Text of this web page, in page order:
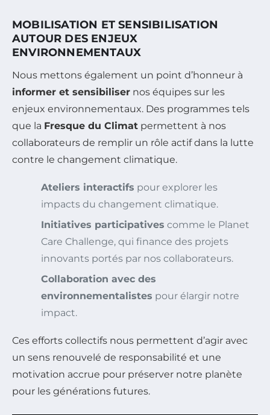
MOBILISATION ET SENSIBILISATION
AUTOUR DES ENJEUX
ENVIRONNEMENTAUX
Nous mettons également un point d’honneur à
informer et sensibiliser nos équipes sur les
enjeux environnementaux. Des programmes tels
que la Fresque du Climat permettent à nos
collaborateurs de remplir un rôle actif dans la lutte
contre le changement climatique.
Ateliers interactifs pour explorer les
impacts du changement climatique.
Initiatives participatives comme le Planet
Care Challenge, qui finance des projets
innovants portés par nos collaborateurs.
Collaboration avec des
environnementalistes pour élargir notre
impact.
Ces efforts collectifs nous permettent d’agir avec
un sens renouvelé de responsabilité et une
motivation accrue pour préserver notre planète
pour les générations futures.